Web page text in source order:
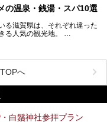
も新設されました。さらに地
ンメニューもパワーアップ。
春」の魅力を余すところなく
の温泉・銭湯・スパ10選
る滋賀県は、それぞれ違った
る人気の観光地。
ろん、近隣にお住いの方はぜ
いね。
へ
白鬚神社参拝プラン